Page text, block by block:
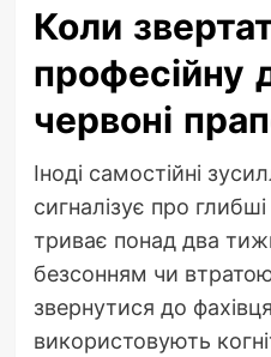
Коли
професійну
червоні
Іноді самостійні
сигналізує про
триває понад два
безсонням чи
звернутися до
використовують